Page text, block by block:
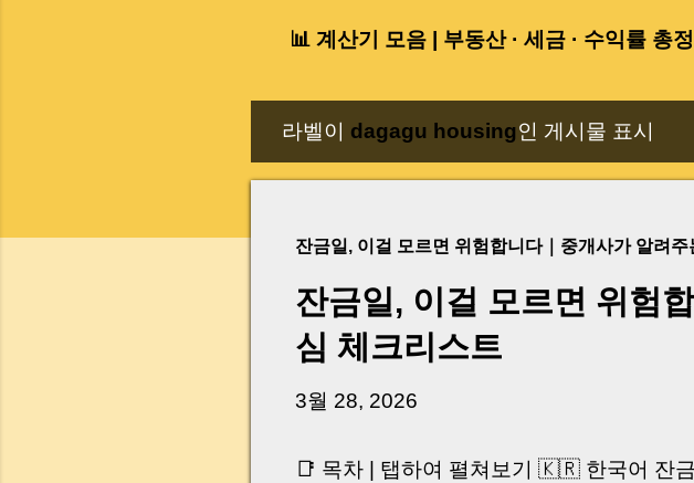
📊 계산기 모음 | 부동산 · 세금 · 수익률 총정
라벨이 dagagu housing인 게시물 표시
잔금일, 이걸 모르면 위험합니다｜중개사가 알려
잔금일, 이걸 모르면 위험
심 체크리스트
3월 28, 2026
📑 목차 | 탭하여 펼쳐보기 🇰🇷 한국어 잔